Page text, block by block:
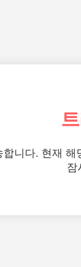
합니다. 현재 해
잠